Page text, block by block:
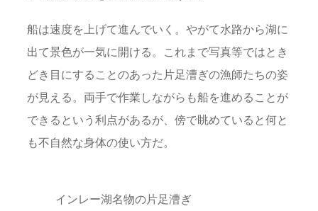
船は速度を上げて進んでいく。やがて水路から湖に
出て景色が一気に開ける。これまで写真等ではとき
どき目にすることのあった片足漕ぎの漁師たちの姿
が見える。両手で作業しながらも船を進めることが
できるという利点があるが、傍で眺めていると何と
も不自然な身体の使い方だ。
インレー湖名物の片足漕ぎ